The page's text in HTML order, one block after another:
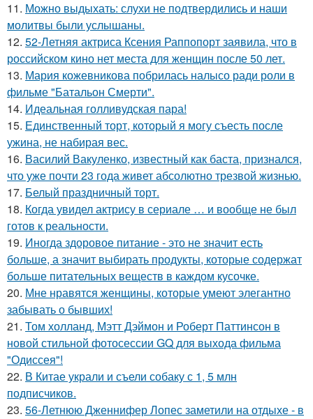
11. Можно выдыхать: слухи не подтвердились и наши
молитвы были услышаны.
12. 52-Летняя актриса Ксения Раппопорт заявила, что в
российском кино нет места для женщин после 50 лет.
13. Мария кожевникова побрилась налысо ради роли в
фильме "Батальон Смерти".
14. Идеальная голливудская пара!
15. Единственный торт, который я могу съесть после
ужина, не набирая вес.
16. Василий Вакуленко, известный как баста, признался,
что уже почти 23 года живет абсолютно трезвой жизнью.
17. Белый праздничный торт.
18. Когда увидел актрису в сериале … и вообще не был
готов к реальности.
19. Иногда здоровое питание - это не значит есть
больше, а значит выбирать продукты, которые содержат
больше питательных веществ в каждом кусочке.
20. Мне нравятся женщины, которые умеют элегантно
забывать о бывших!
21. Том холланд, Мэтт Дэймон и Роберт Паттинсон в
новой стильной фотосессии GQ для выхода фильма
"Одиссея"!
22. В Китае украли и съели собаку с 1, 5 млн
подписчиков.
23. 56-Летнюю Дженнифер Лопес заметили на отдыхе - в